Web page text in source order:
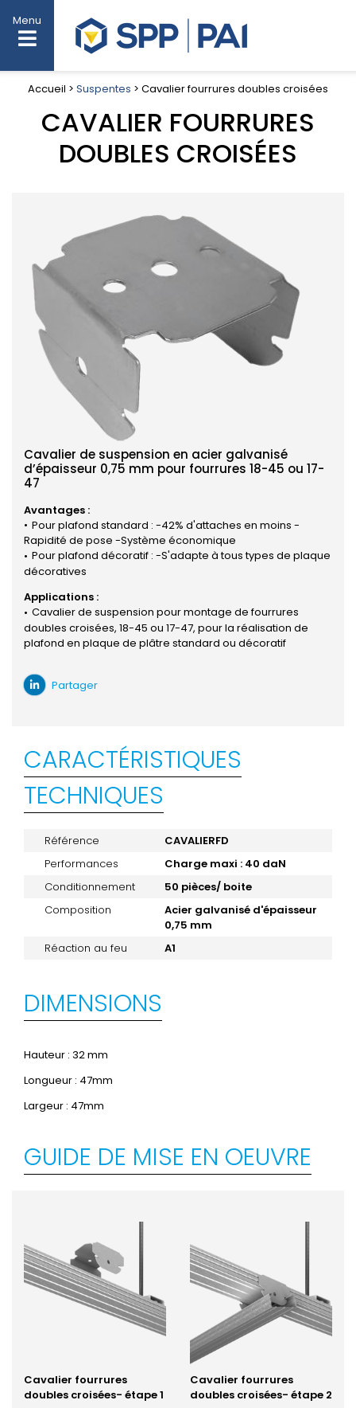
Menu
Accueil > Suspentes > Cavalier fourrures doubles croisées
CAVALIER FOURRURES
DOUBLES CROISÉES
Cavalier de suspension en acier galvanisé
d’épaisseur 0,75 mm pour fourrures 18-45 ou 17-
47
Avantages :
Pour plafond standard : -42% d'attaches en moins -
Rapidité de pose -Système économique
Pour plafond décoratif : -S'adapte à tous types de plaque
décoratives
Applications :
Cavalier de suspension pour montage de fourrures
doubles croisées, 18-45 ou 17-47, pour la réalisation de
plafond en plaque de plâtre standard ou décoratif
Partager
CARACTÉRISTIQUES
TECHNIQUES
Référence
CAVALIERFD
Performances
Charge maxi : 40 daN
Conditionnement
50 pièces/ boite
Composition
Acier galvanisé d'épaisseur
0,75 mm
Réaction au feu
A1
DIMENSIONS
Hauteur : 32 mm
Longueur : 47mm
Largeur : 47mm
GUIDE DE MISE EN OEUVRE
Cavalier fourrures
doubles croisées- étape 1
Cavalier fourrures
doubles croisées- étape 2